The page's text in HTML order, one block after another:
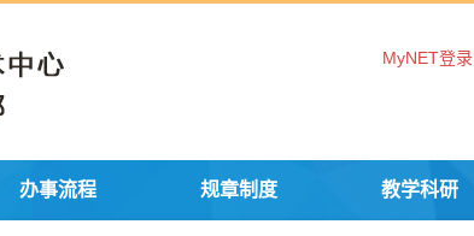
MyNET登录
办事流程 规章制度 教学科研